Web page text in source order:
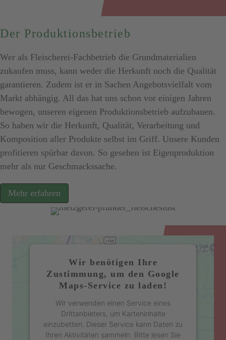
Der Produktionsbetrieb
Wer als Fleischerei-Fachbetrieb die Grundmaterialien
zukaufen muss, kann weder die Herkunft noch die Qualität
garantieren. Zudem ist er in Sachen Angebotsvielfalt vom
Markt abhängig. All das hat uns schon vor einigen Jahren
bewogen, unseren eigenen Produktionsbetrieb aufzubauen.
So haben wir die Herkunft, Qualität, Verarbeitung und
Komposition aller Produkte selbst im Griff. Unsere Kunden
profitieren spürbar davon. So gesehen ist Eigenproduktion
mehr als nur Geschmackssache.
Mehr erfahren
Wir benötigen Ihre
Zustimmung, um den Google
Maps-Service zu laden!
Wir verwenden einen Service eines
Drittanbieters, um Karteninhalte
einzubetten. Dieser Service kann Daten zu
Ihren Aktivitäten sammeln. Bitte lesen Sie